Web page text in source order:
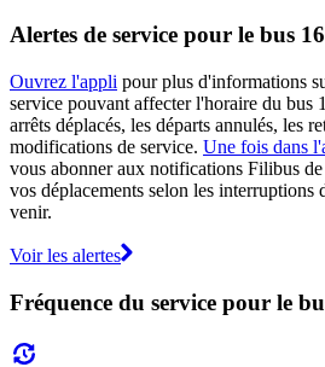
Alertes de service pour le bus
Ouvrez l'appli pour plus d'informations
service pouvant affecter l'horaire du bus
arrêts déplacés, les départs annulés, les
modifications de service. Une fois dans
vous abonner aux notifications Filibus
vos déplacements selon les interruptions
venir.
Voir les alertes
Fréquence du service pour le